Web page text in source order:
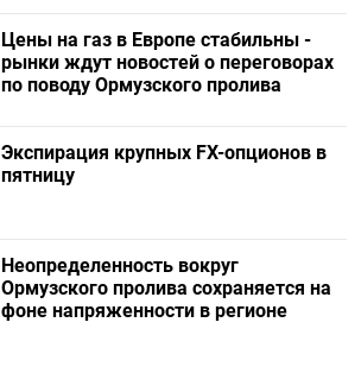
Цены на газ в Европе стабильны -
рынки ждут новостей о переговорах
по поводу Ормузского пролива
Экспирация крупных FX-опционов в
пятницу
Неопределенность вокруг
Ормузского пролива сохраняется на
фоне напряженности в регионе